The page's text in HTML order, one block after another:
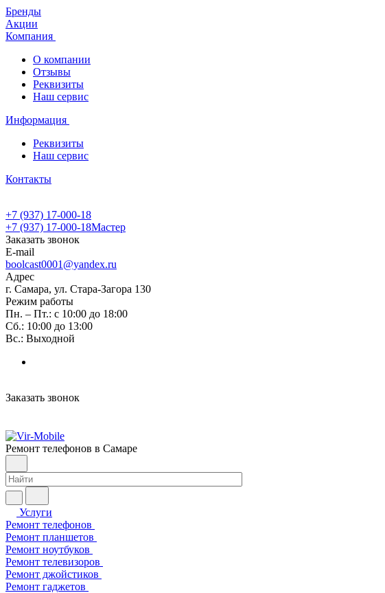
Бренды
Акции
Компания
О компании
Отзывы
Реквизиты
Наш сервис
Информация
Реквизиты
Наш сервис
Контакты
+7 (937) 17-000-18
+7 (937) 17-000-18Мастер
Заказать звонок
E-mail
boolcast0001@yandex.ru
Адрес
г. Самара, ул. Стара-Загора 130
Режим работы
Пн. – Пт.: с 10:00 до 18:00
Сб.: 10:00 до 13:00
Вс.: Выходной
Заказать звонок
Ремонт телефонов в Самаре
Услуги
Ремонт телефонов
Ремонт планшетов
Ремонт ноутбуков
Ремонт телевизоров
Ремонт джойстиков
Ремонт гаджетов